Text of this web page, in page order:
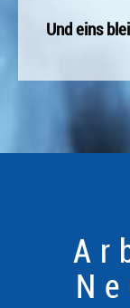
Und eins